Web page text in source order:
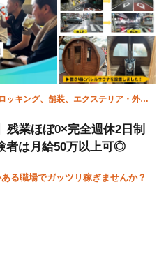
ッキング、舗装、エクステリア・外
残業ほぼ0×完全週休2日制
者は月給50万以上可◎
る職場でガッツリ稼ぎませんか？